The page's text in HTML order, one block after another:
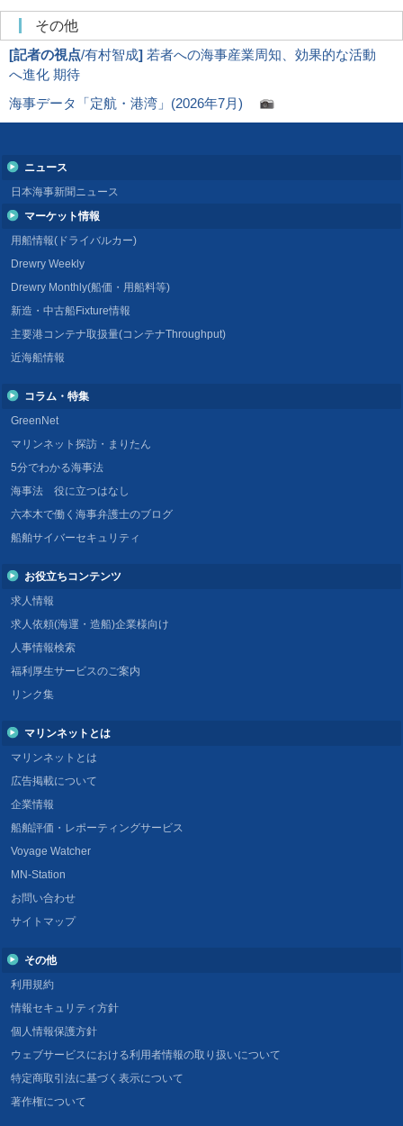
その他
[記者の視点/有村智成] 若者への海事産業周知、効果的な活動
へ進化 期待
海事データ「定航・港湾」(2026年7月)
ニュース
日本海事新聞ニュース
マーケット情報
用船情報(ドライバルカー)
Drewry Weekly
Drewry Monthly(船価・用船料等)
新造・中古船Fixture情報
主要港コンテナ取扱量(コンテナThroughput)
近海船情報
コラム・特集
GreenNet
マリンネット探訪・まりたん
5分でわかる海事法
海事法 役に立つはなし
六本木で働く海事弁護士のブログ
船舶サイバーセキュリティ
お役立ちコンテンツ
求人情報
求人依頼(海運・造船)企業様向け
人事情報検索
福利厚生サービスのご案内
リンク集
マリンネットとは
マリンネットとは
広告掲載について
企業情報
船舶評価・レポーティングサービス
Voyage Watcher
MN-Station
お問い合わせ
サイトマップ
その他
利用規約
情報セキュリティ方針
個人情報保護方針
ウェブサービスにおける利用者情報の取り扱いについて
特定商取引法に基づく表示について
著作権について